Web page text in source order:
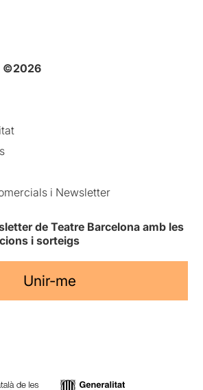
©2026
i Newsletter
de Teatre Barcelona amb les
i sorteigs
Unir-me